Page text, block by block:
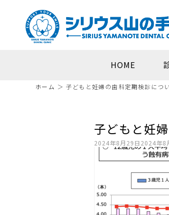
HOME
ホーム ＞ 子どもと妊婦の歯科定期検診につ
子どもと妊
2024年8月29日 2024年8